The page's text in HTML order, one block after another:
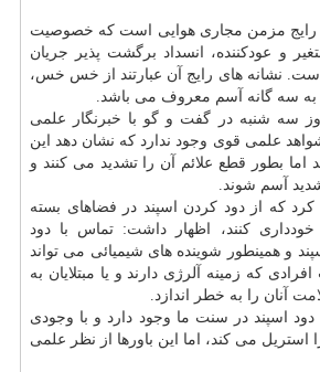
رایج مزمن مجاری هوایی است كه خصوصیت
و عودكننده، انسداد برگشت پذیر جریان
نشانه های رایج آن عبارتند از خس خس،
سه گانه آسم معروف می باشد.
سه شنبه در گفت و گو با خبرنگار علمی
شواهد علمی قوی وجود ندارد كه نشان دهد این
اما بطور قطع علائم آن را تشدید می كنند و
آسم شوند.
كه از دود كردن اسپند در فضاهای بسته
كنند، اظهار داشت: تماس با دود
و همینطور شوینده های شیمیائی می تواند
افرادی كه زمینه آلرژی دارند و یا مبتلایان به
آنان را به خطر اندازد.
دود اسپند در سنت ما وجود دارد و با وجودی
استریل می كند، اما این باورها از نظر علمی